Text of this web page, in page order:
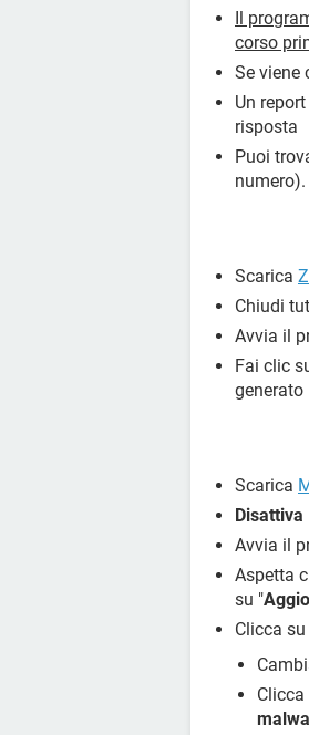
Il
corso
Se viene
Un
risposta
Puoi
numero).
Scarica
Chiudi
Avvia il
Fai clic
generato
Scarica
Disattiva
Avvia il
Aspetta
su "
Clicca su
Clicca